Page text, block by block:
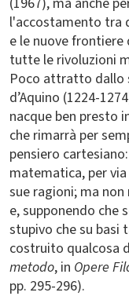
l'accostamento tra
e le nuove
tutte le rivoluzioni
Poco attratto dallo
d’Aquino (1224-
nacque ben presto
che rimarrà per
pensiero
matematica, per
sue ragioni; ma
e, supponendo che
stupivo che su basi
costruito qualcosa
metodo, in Opere
pp. 295-296).